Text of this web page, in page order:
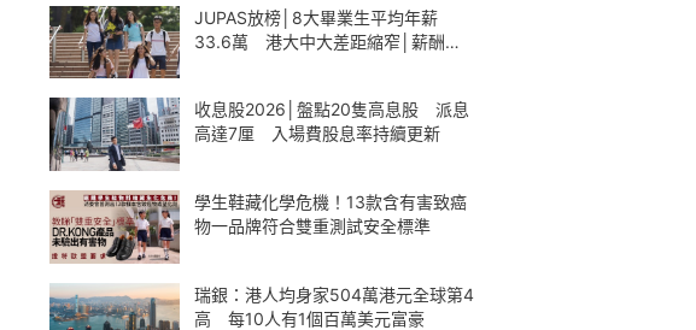
JUPAS放榜│8大畢業生平均年薪
33.6萬 港大中大差距縮窄│薪酬一
收息股2026│盤點20隻高息股 派息
高達7厘 入場費股息率持續更新
學生鞋藏化學危機！13款含有害致癌
物一品牌符合雙重測試安全標準
瑞銀：港人均身家504萬港元全球第4
高 每10人有1個百萬美元富豪